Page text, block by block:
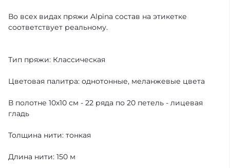
Во всех видах пряжи Alpina состав на этикетке
соответствует реальному.
Тип пряжи: Классическая
Цветовая палитра: однотонные, меланжевые цвета
В полотне 10х10 см - 22 ряда по 20 петель - лицевая
гладь
Толщина нити: тонкая
Длина нити: 150 м